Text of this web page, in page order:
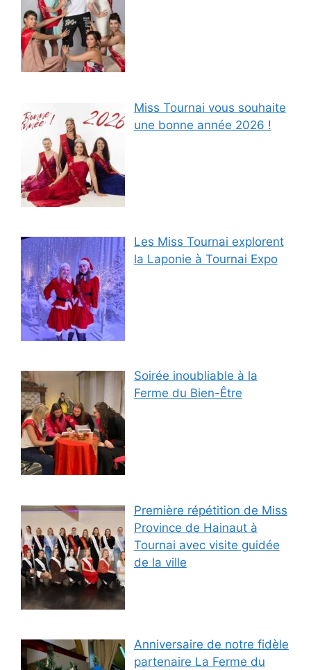
Miss Tournai vous souhaite
une bonne année 2026 !
Les Miss Tournai explorent
la Laponie à Tournai Expo
Soirée inoubliable à la
Ferme du Bien-Être
Première répétition de Miss
Province de Hainaut à
Tournai avec visite guidée
de la ville
Anniversaire de notre fidèle
partenaire La Ferme du